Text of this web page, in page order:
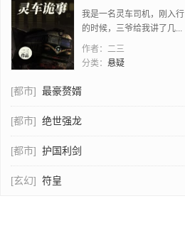
我是一名灵车司机，刚入行
的时候，三爷给我讲了几...
作者： 二三
分类： 悬疑
[都市] 最豪赘婿
[都市] 绝世强龙
[都市] 护国利剑
[玄幻] 符皇